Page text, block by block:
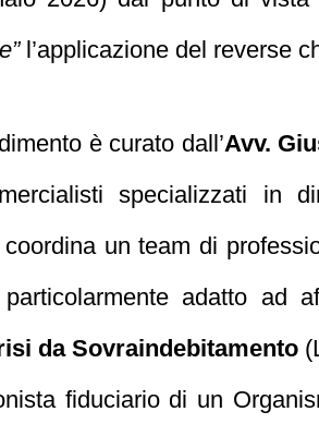
l’applicazione del reverse
è curato dall’Avv.
specializzati in
un team di
adatto ad
da Sovraindebitamento
fiduciario di un